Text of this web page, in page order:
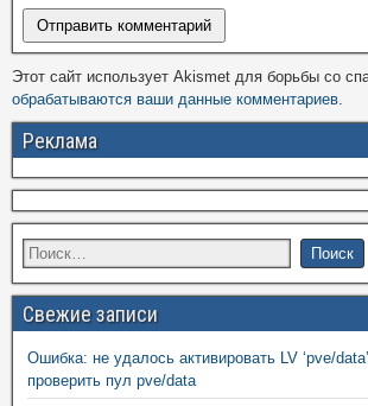
Этот сайт использует Akismet для борьбы со
обрабатываются ваши данные комментариев.
Реклама
Свежие записи
Ошибка: не удалось активировать LV ‘pve/
проверить пул pve/data